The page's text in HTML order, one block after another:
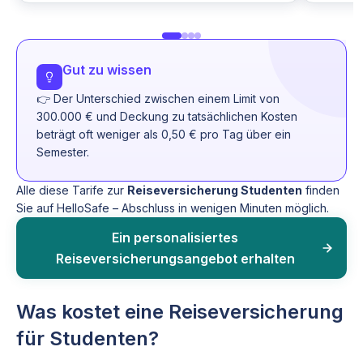
Gut zu wissen
👉 Der Unterschied zwischen einem Limit von
300.000 € und Deckung zu tatsächlichen Kosten
beträgt oft weniger als 0,50 € pro Tag über ein
Semester.
Alle diese Tarife zur Reiseversicherung Studenten finden
Sie auf HelloSafe – Abschluss in wenigen Minuten möglich.
Ein personalisiertes
Reiseversicherungsangebot erhalten
Was kostet eine Reiseversicherung
für Studenten?